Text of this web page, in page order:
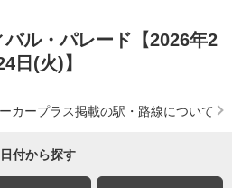
ル・パレード【2026年2
日(火)】
カープラス掲載の駅・路線について
日付から探す